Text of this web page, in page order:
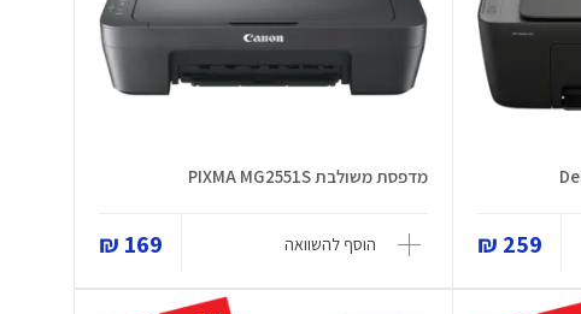
259 ₪
מדפסת משולבת PIXMA MG2551S
הוסף להשוואה 169 ₪